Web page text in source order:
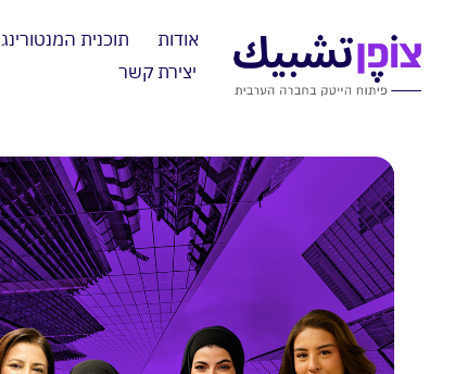
אודות תוכנית המנטורינג
יצירת קשר